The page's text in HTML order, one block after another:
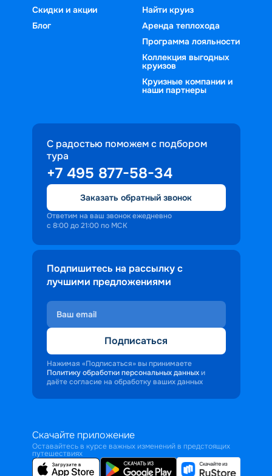
Скидки и акции
Блог
Найти круиз
Аренда теплохода
Программа лояльности
Коллекция выгодных
круизов
Круизные компании и
наши партнеры
С радостью поможем с подбором
тура
+7 495 877-58-34
Заказать обратный звонок
Ответим на ваш звонок ежедневно
с 8:00 до 21:00 по МСК
Подпишитесь на рассылку с
лучшими предложениями
Подписаться
Нажимая «Подписаться» вы принимаете
Политику обработки персональных данных и
даёте согласие на обработку ваших данных
Скачайте приложение
Оставайтесь в курсе важных изменений в предстоящих
путешествиях